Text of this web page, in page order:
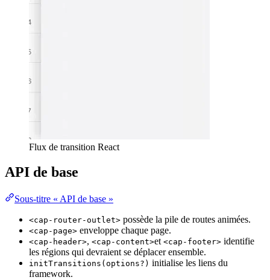
Flux de transition React
API de base
Sous-titre « API de base »
<cap-router-outlet> possède la pile de routes animées.
<cap-page> enveloppe chaque page.
<cap-header>, <cap-content>et <cap-footer> identifie
les régions qui devraient se déplacer ensemble.
initTransitions(options?) initialise les liens du
framework.